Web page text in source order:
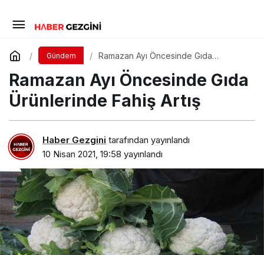
Gündem
Ramazan Ayı Öncesinde Gıda
Ramazan Ayı Öncesinde Gıda
Ürünlerinde Fahiş Artış
Haber Gezgini tarafından yayınlandı
10 Nisan 2021, 19:58 yayınlandı